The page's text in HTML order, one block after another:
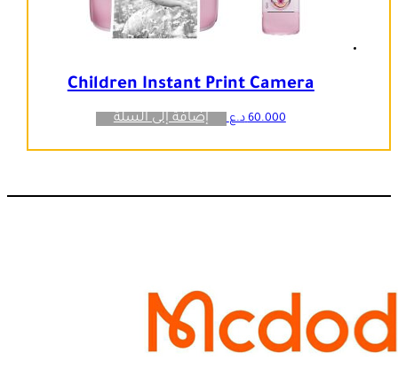
Children Instant Print Camera
60.000 د.ع إضافة إلى السلة